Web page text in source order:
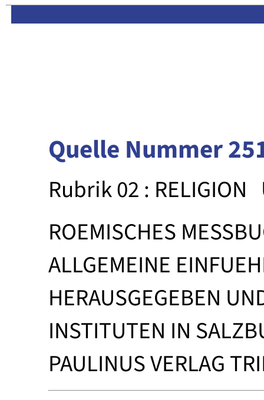
Quelle Nummer
Rubrik 02 : RELIGION
ROEMISCHES
ALLGEMEINE
HERAUSGEGEBEN
INSTITUTEN IN
PAULINUS VERLAG